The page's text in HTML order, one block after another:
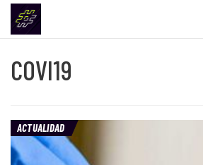
COVI19
ACTUALIDAD